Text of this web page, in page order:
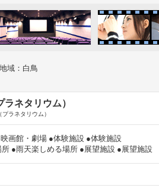
域：白鳥
ネタリウム）
ラネタリウム）
画館・劇場 ●体験施設 ●体験施設
所 ●雨天楽しめる場所 ●展望施設 ●展望施設